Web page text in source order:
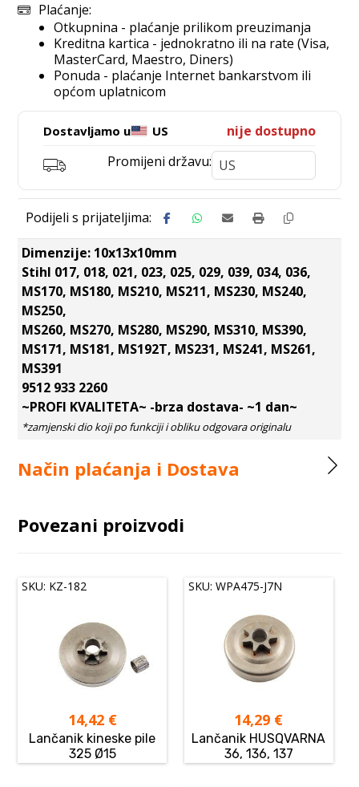
Plaćanje:
Otkupnina - plaćanje prilikom preuzimanja
Kreditna kartica - jednokratno ili na rate (Visa,
MasterCard, Maestro, Diners)
Ponuda - plaćanje Internet bankarstvom ili
općom uplatnicom
Dostavljamo u US
nije dostupno
Promijeni državu:
Dimenzije: 10x13x10mm
Stihl 017, 018, 021, 023, 025, 029, 039, 034, 036,
MS170, MS180, MS210, MS211, MS230, MS240,
MS250,
MS260, MS270, MS280, MS290, MS310, MS390,
MS171, MS181, MS192T, MS231, MS241, MS261,
MS391
9512 933 2260
~PROFI KVALITETA~ -brza dostava- ~1 dan~
Način plaćanja i Dostava
Povezani proizvodi
SKU: KZ-182
14,42 €
Lančanik kineske pile
325 Ø15
SKU: WPA475-J7N
14,29 €
Lančanik HUSQVARNA
36, 136, 137